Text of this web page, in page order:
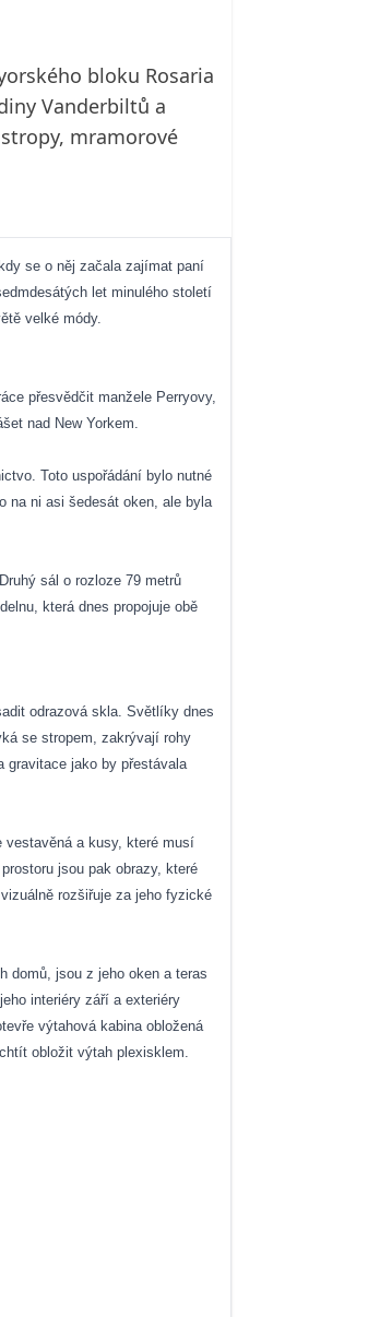
bloku Rosaria
Vanderbiltů a
mramorové
se o něj začala zajímat paní
let minulého století
velké módy.
přesvědčit manžele Perryovy,
nad New Yorkem.
Toto uspořádání bylo nutné
na ni asi šedesát oken, ale byla
sál o rozloze 79 metrů
která dnes propojuje obě
odrazová skla. Světlíky dnes
se stropem, zakrývají rohy
gravitace jako by přestávala
vestavěná a kusy, které musí
jsou pak obrazy, které
rozšiřuje za jeho fyzické
domů, jsou z jeho oken a teras
interiéry září a exteriéry
výtahová kabina obložená
obložit výtah plexisklem.